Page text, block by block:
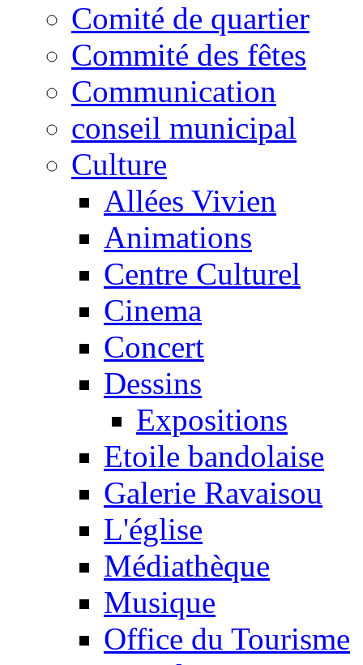
Comité de quartier
Commité des fêtes
Communication
conseil municipal
Culture
Allées Vivien
Animations
Centre Culturel
Cinema
Concert
Dessins
Expositions
Etoile bandolaise
Galerie Ravaisou
L'église
Médiathèque
Musique
Office du Tourisme